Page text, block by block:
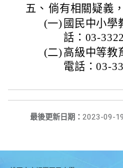
五、 倘有相關疑義
(一) 國民中小學
話：03-
(二) 高級中等教
電話：03-
最後更新日期： 2023-09-19